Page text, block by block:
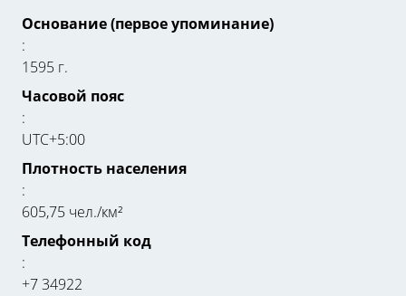
Основание (первое упоминание)
:
1595 г.
Часовой пояс
:
UTC+5:00
Плотность населения
:
605,75 чел./км²
Телефонный код
:
+7 34922